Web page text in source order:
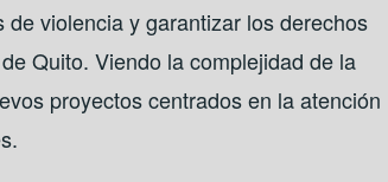
violencia y garantizar los derechos
Quito. Viendo la complejidad de la
proyectos centrados en la atención